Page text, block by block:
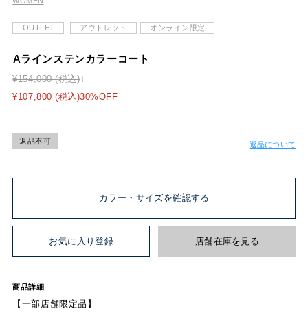
OUTLET アウトレット オンライン限定
Aラインステンカラーコート
¥154,000 (税込)
¥107,800 (税込)30%OFF
返品不可 返品について
カラー・サイズを確認する
お気に入り登録 店舗在庫を見る
商品詳細
【一部店舗限定品】